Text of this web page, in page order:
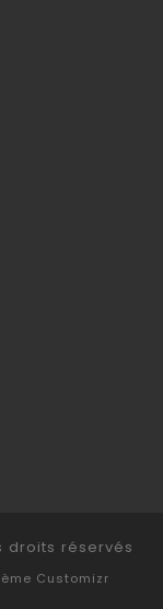
droits réservés
Customizr